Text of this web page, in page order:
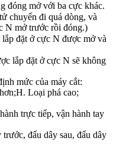
đóng mở với ba cực khác.
chuyến đi quá dòng, và
N mở trước rồi đóng.)
đặt ở cực N được mở và
lắp đặt ở cực N sẽ không
mức của máy cắt:
Loại phá cao;
trực tiếp, vận hành tay
đấu dây sau, đấu dây